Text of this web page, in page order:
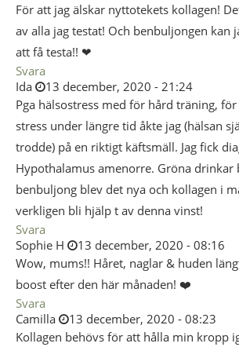
För att jag älskar nyttotekets kollagen!
av alla jag testat! Och benbuljongen kan
att få testa!! ❤
Svara
Ida
13 december, 2020 - 21:24
Pga hälsostress med för hård träning,
stress under längre tid åkte jag (hälsan
trodde) på en riktigt käftsmäll. Jag fick
Hypothalamus amenorre. Gröna drinkar
benbuljong blev det nya och kollagen i
verkligen bli hjälp t av denna vinst!
Svara
Sophie H
13 december, 2020 - 08:16
Wow, mums!! Håret, naglar & huden
boost efter den här månaden! ❤️
Svara
Camilla
13 december, 2020 - 08:23
Kollagen behövs för att hålla min kropp